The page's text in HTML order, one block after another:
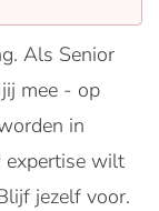
Als Senior
mee - op
in
expertise wilt
jezelf voor.